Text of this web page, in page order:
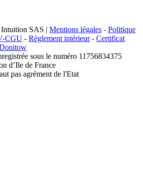
SAS | Mentions légales - Politique
CGU - Règlement intérieur- Certificat
sous le numéro 11756834375
d’Ile de France
pas agrément de l'Etat